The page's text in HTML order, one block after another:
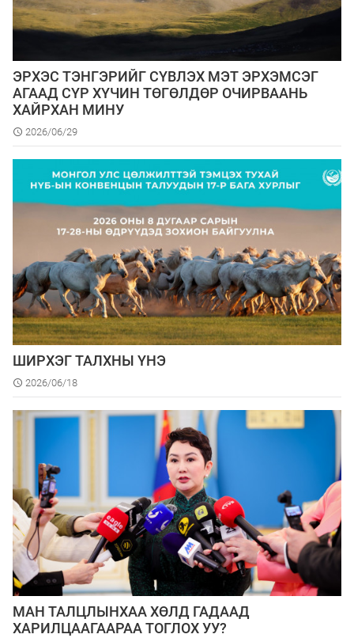
ЭРХЭС ТЭНГЭРИЙГ СҮВЛЭХ МЭТ ЭРХЭМСЭГ
АГААД СҮР ХҮЧИН ТӨГӨЛДӨР ОЧИРВААНЬ
ХАЙРХАН МИНУ
2026/06/29
ШИРХЭГ ТАЛХНЫ ҮНЭ
2026/06/18
МАН ТАЛЦЛЫНХАА ХӨЛД ГАДААД
ХАРИЛЦААГААРАА ТОГЛОХ УУ?